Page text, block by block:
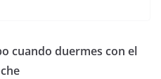
cuando duermes con el